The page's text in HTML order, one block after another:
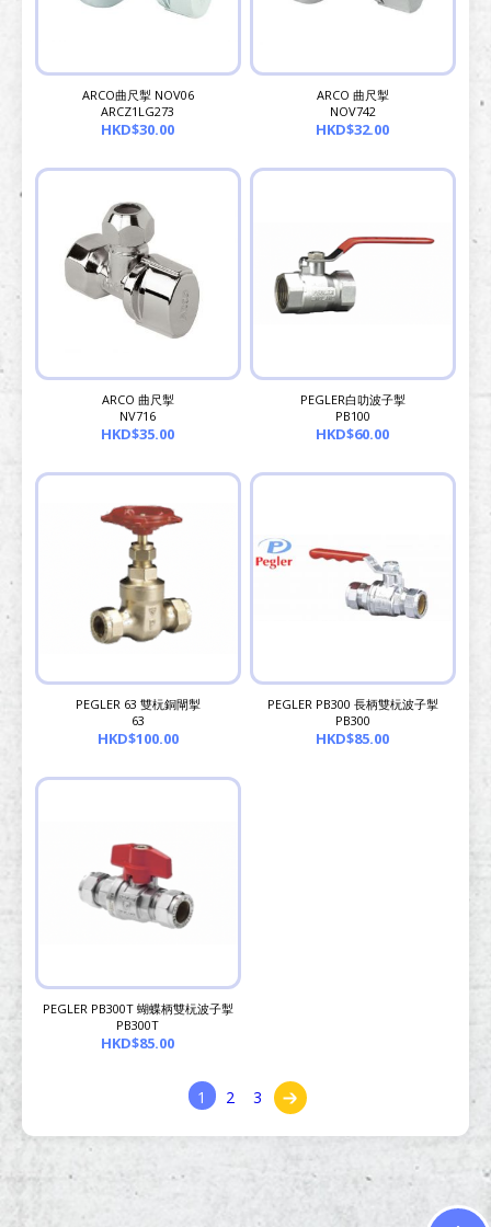
ARCO曲尺掣 NOV06
ARCZ1LG273
HKD$30.00
ARCO 曲尺掣
NOV742
HKD$32.00
ARCO 曲尺掣
NV716
HKD$35.00
PEGLER白叻波子掣
PB100
HKD$60.00
PEGLER 63 雙杬銅閘掣
63
HKD$100.00
PEGLER PB300 長柄雙杬波子掣
PB300
HKD$85.00
PEGLER PB300T 蝴蝶柄雙杬波子掣
PB300T
HKD$85.00
1 2 3